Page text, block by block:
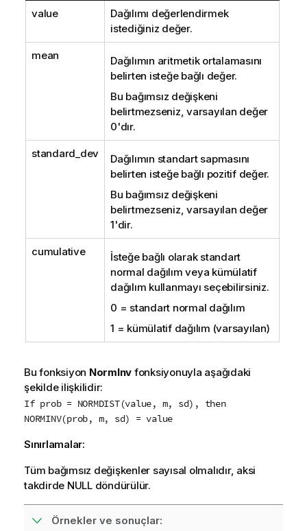
value
Dağılımı değerlendirmek
istediğiniz değer.
mean
Dağılımın aritmetik ortalamasını
belirten isteğe bağlı değer.
Bu bağımsız değişkeni
belirtmezseniz, varsayılan değer
0'dır.
standard_dev
Dağılımın standart sapmasını
belirten isteğe bağlı pozitif değer.
Bu bağımsız değişkeni
belirtmezseniz, varsayılan değer
1'dir.
cumulative
İsteğe bağlı olarak standart
normal dağılım veya kümülatif
dağılım kullanmayı seçebilirsiniz.
0 = standart normal dağılım
1 = kümülatif dağılım (varsayılan)
Bu fonksiyon NormInv fonksiyonuyla aşağıdaki
şekilde ilişkilidir:
If prob = NORMDIST(value, m, sd), then
NORMINV(prob, m, sd) = value
Sınırlamalar:
Tüm bağımsız değişkenler sayısal olmalıdır, aksi
takdirde NULLdöndürülür.
Örnekler ve sonuçlar: